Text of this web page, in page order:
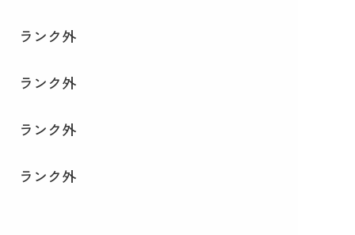
ランク外
ランク外
ランク外
ランク外